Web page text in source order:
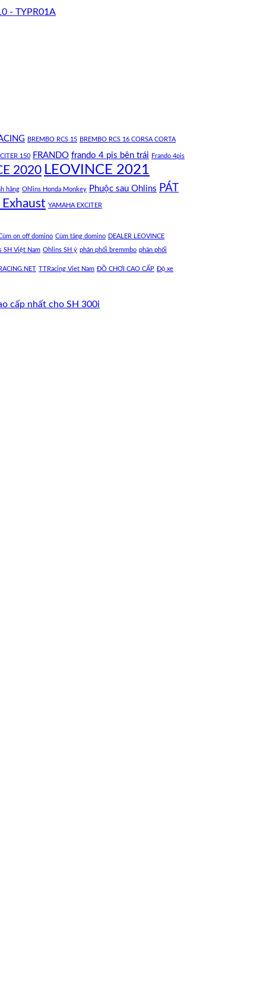
- TYPR01A
BREMBO RCS 15 BREMBO RCS 16 CORSA CORTA
150 FRANDO frando 4 pis bên trái Frando 4pis
2020 LEOVINCE 2021
hãng Ohlins Honda Monkey Phuộc sau Ohlins PÁT
Exhaust YAMAHA EXCITER
on off domino Cùm tăng domino DEALER LEOVINCE
SH Việt Nam Ohlins SH ý phân phối bremmbo phân phối
TTRacing Viet Nam ĐỒ CHƠI CAO CẤP Độ xe